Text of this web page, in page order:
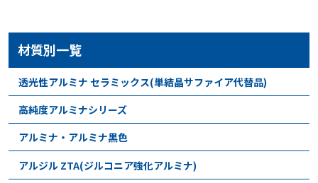
材質別一覧
透光性アルミナ セラミックス(単結晶サファイア代替品)
高純度アルミナシリーズ
アルミナ・アルミナ黒色
アルジル ZTA(ジルコニア強化アルミナ)